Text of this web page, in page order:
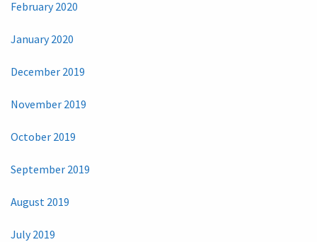
February 2020
January 2020
December 2019
November 2019
October 2019
September 2019
August 2019
July 2019